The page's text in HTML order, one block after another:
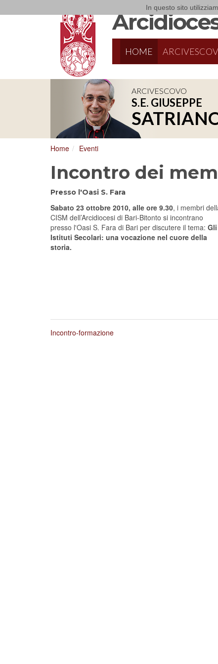
In questo sito
HOME
ARCIVESCOVO
S.E. GIUSEPPE
Home Eventi
Incontro dei
Presso l'Oasi S. Fara
Sabato 23 ottobre 2010, alle ore 9.30, i membri
CISM dell’Arcidiocesi di Bari-Bitonto si incontrano
presso l'Oasi S. Fara di Bari per discutere il tema: Gli
Istituti Secolari: una vocazione nel cuore della
storia.
Incontro-formazione